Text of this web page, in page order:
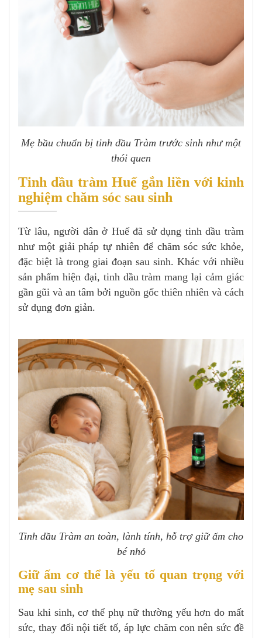
Mẹ bầu chuẩn bị tinh dầu Tràm trước sinh như một
thói quen
Tinh dầu tràm Huế gắn liền với kinh
nghiệm chăm sóc sau sinh
Từ lâu, người dân ở Huế đã sử dụng tinh dầu tràm
như một giải pháp tự nhiên để chăm sóc sức khỏe,
đặc biệt là trong giai đoạn sau sinh. Khác với nhiều
sản phẩm hiện đại, tinh dầu tràm mang lại cảm giác
gần gũi và an tâm bởi nguồn gốc thiên nhiên và cách
sử dụng đơn giản.
Tinh dầu Tràm an toàn, lành tính, hỗ trợ giữ ấm cho
bé nhỏ
Giữ ấm cơ thể là yếu tố quan trọng với
mẹ sau sinh
Sau khi sinh, cơ thể phụ nữ thường yếu hơn do mất
sức, thay đổi nội tiết tố, áp lực chăm con nên sức đề